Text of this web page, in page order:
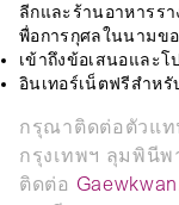
ลีกและร้านอาหารร
พื่อการกุศลในนามข
เข้าถึงข้อเสนอและ
อินเทอร์เน็ตฟรีสำห
กรุณาติดต่อตัวแ
กรุงเทพฯ ลุมพินีพ
ติดต่อ